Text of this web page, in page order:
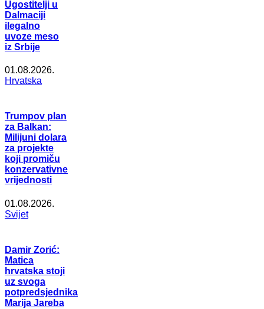
Ugostitelji u
Dalmaciji
ilegalno
uvoze meso
iz Srbije
01.08.2026.
Hrvatska
Trumpov plan
za Balkan:
Milijuni dolara
za projekte
koji promiču
konzervativne
vrijednosti
01.08.2026.
Svijet
Damir Zorić:
Matica
hrvatska stoji
uz svoga
potpredsjednika
Marija Jareba